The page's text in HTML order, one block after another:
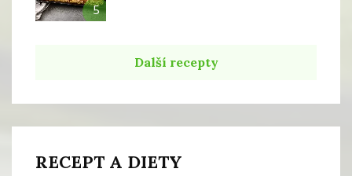
5
Další recepty
RECEPT A DIETY